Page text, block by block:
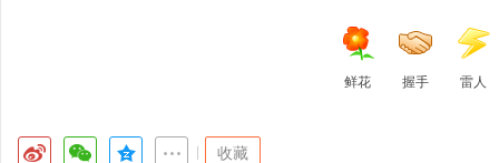
鲜花 握手 雷人
收藏